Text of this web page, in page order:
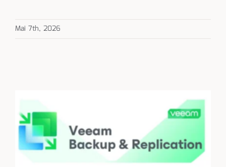
Mai 7th, 2026